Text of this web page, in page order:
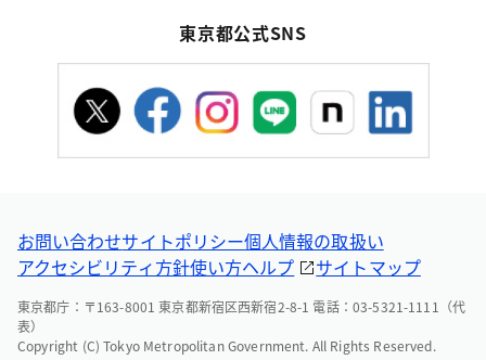
東京都公式SNS
お問い合わせサイトポリシー個人情報の取扱い
アクセシビリティ方針使い方ヘルプ サイトマップ
東京都庁：〒163-8001 東京都新宿区西新宿2-8-1 電話：03-5321-1111（代
表）
Copyright (C) Tokyo Metropolitan Government. All Rights Reserved.